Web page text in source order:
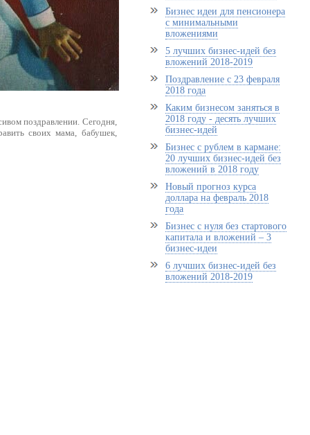
поздравлении. Сегодня,
своих мама, бабушек,
Бизнес идеи для пенсионера
с минимальными
вложениями
5 лучших бизнес-идей без
вложений 2018-2019
Поздравление с 23 февраля
2018 года
Каким бизнесом заняться в
2018 году - десять лучших
бизнес-идей
Бизнес с рублем в кармане:
20 лучших бизнес-идей без
вложений в 2018 году
Новый прогноз курса
доллара на февраль 2018
года
Бизнес с нуля без стартового
капитала и вложений – 3
бизнес-идеи
6 лучших бизнес-идей без
вложений 2018-2019